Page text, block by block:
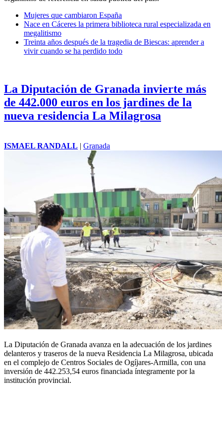
Mujeres que cambiaron España
Nace en Cáceres la primera biblioteca rural especializada en
megalitismo
Treinta años después de la tragedia de Biescas: aprender a
vivir cuando se ha perdido todo
La Diputación de Granada invierte más
de 442.000 euros en los jardines de la
nueva residencia La Milagrosa
ISMAEL RANDALL | Granada
La Diputación de Granada avanza en la adecuación de los jardines
delanteros y traseros de la nueva Residencia La Milagrosa, ubicada
en el complejo de Centros Sociales de Ogíjares-Armilla, con una
inversión de 442.253,54 euros financiada íntegramente por la
institución provincial.